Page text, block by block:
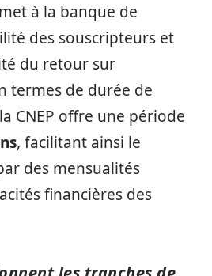
à la banque de
des souscripteurs et
du retour sur
termes de durée de
CNEP offre une période
, facilitant ainsi le
des mensualités
financières des